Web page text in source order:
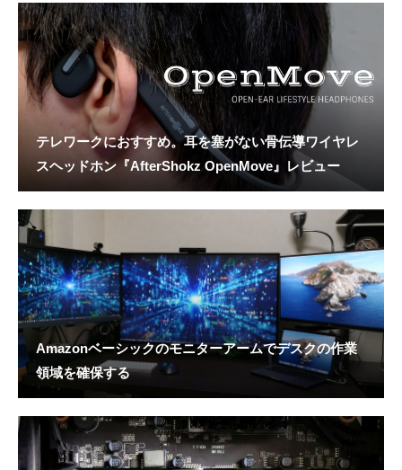
テレワークにおすすめ。耳を塞がない骨伝導ワイヤレ
スヘッドホン『AfterShokz OpenMove』レビュー
Amazonベーシックのモニターアームでデスクの作業
領域を確保する